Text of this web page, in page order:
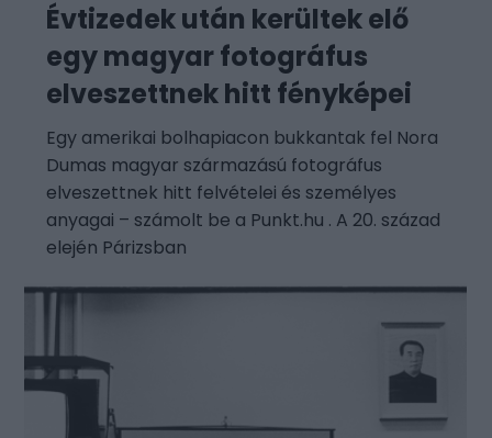
Évtizedek után kerültek elő
egy magyar fotográfus
elveszettnek hitt fényképei
Egy amerikai bolhapiacon bukkantak fel Nora
Dumas magyar származású fotográfus
elveszettnek hitt felvételei és személyes
anyagai – számolt be a Punkt.hu . A 20. század
elején Párizsban